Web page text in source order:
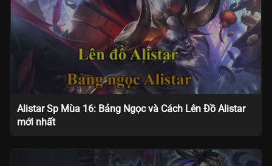
Alistar Sp Mùa 16: Bảng Ngọc và Cách Lên Đồ Alistar
mới nhất